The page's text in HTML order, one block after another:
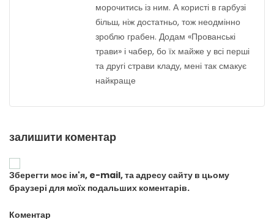
морочитись із ним. А користі в гарбузі
більш, ніж достатньо, тож неодмінно
зроблю грабен. Додам «Прованські
трави» і чабер, бо їх майже у всі перші
та другі страви кладу, мені так смакує
найкраще
залишити коментар
Зберегти моє ім'я, e-mail, та адресу сайту в цьому
браузері для моїх подальших коментарів.
Коментар